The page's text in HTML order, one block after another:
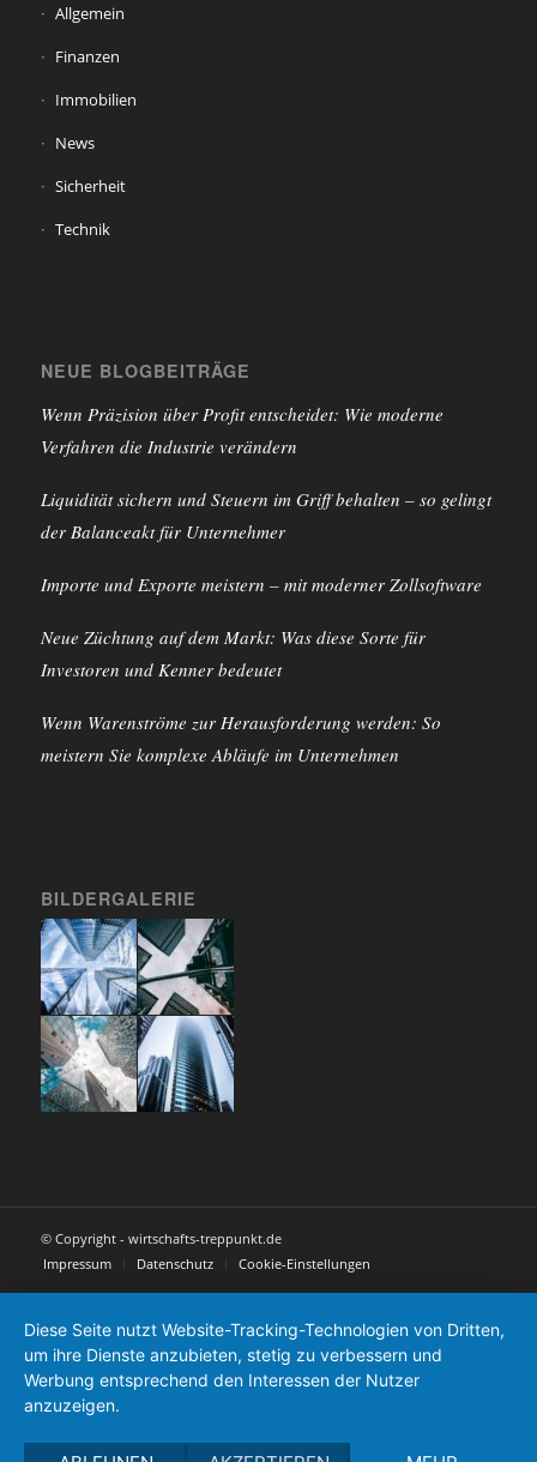
Allgemein
Finanzen
Immobilien
News
Sicherheit
Technik
NEUE BLOGBEITRÄGE
Wenn Präzision über Profit entscheidet: Wie moderne
Verfahren die Industrie verändern
Liquidität sichern und Steuern im Griff behalten – so gelingt
der Balanceakt für Unternehmer
Importe und Exporte meistern – mit moderner Zollsoftware
Neue Züchtung auf dem Markt: Was diese Sorte für
Investoren und Kenner bedeutet
Wenn Warenströme zur Herausforderung werden: So
meistern Sie komplexe Abläufe im Unternehmen
BILDERGALERIE
© Copyright - wirtschafts-treppunkt.de
Impressum
Datenschutz Cookie-Einstellungen
Diese Seite nutzt Website-Tracking-Technologien von Dritten,
um ihre Dienste anzubieten, stetig zu verbessern und
Werbung entsprechend den Interessen der Nutzer
anzuzeigen.